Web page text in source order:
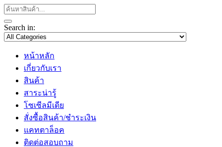
Search in:
หน้าหลัก
เกี่ยวกับเรา
สินค้า
สาระน่ารู้
โซเซีลมีเดีย
สั่งซื้อสินค้า/ชำระเงิน
แคทตาล็อค
ติดต่อสอบถาม